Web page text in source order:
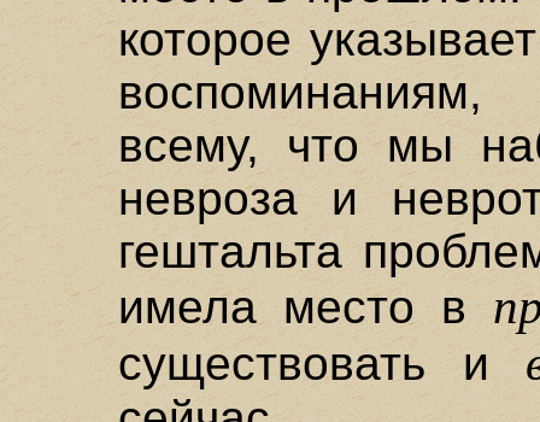
которое
всему, что мы
невроза и
гештальта
имела место в
существовать и